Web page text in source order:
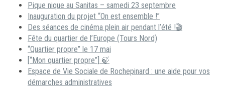
Pique nique au Sanitas – samedi 23 septembre
Inauguration du projet “On est ensemble !”
Des séances de cinéma plein air pendant l’été !🎬
Fête du quartier de l’Europe (Tours Nord)
“Quartier propre” le 17 mai
[“Mon quartier propre”] 🍃
Espace de Vie Sociale de Rochepinard : une aide pour vos
démarches administratives